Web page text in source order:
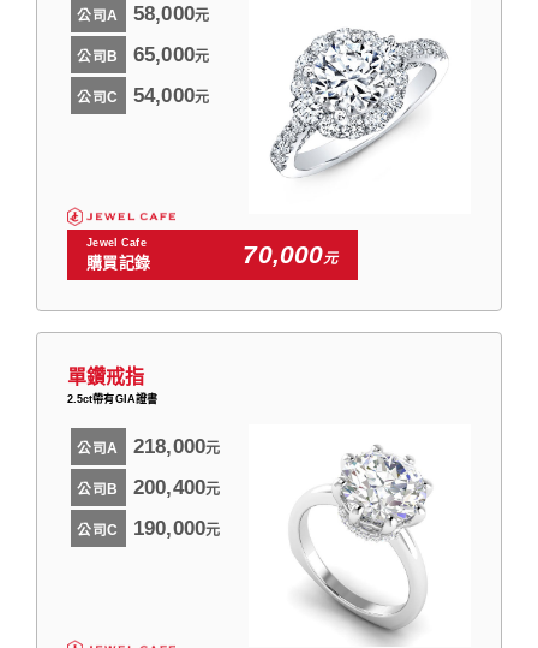
公司A 58,000元
公司B 65,000元
公司C 54,000元
Jewel Cafe
購買記錄 70,000元
單鑽戒指
2.5ct帶有GIA證書
公司A 218,000元
公司B 200,400元
公司C 190,000元